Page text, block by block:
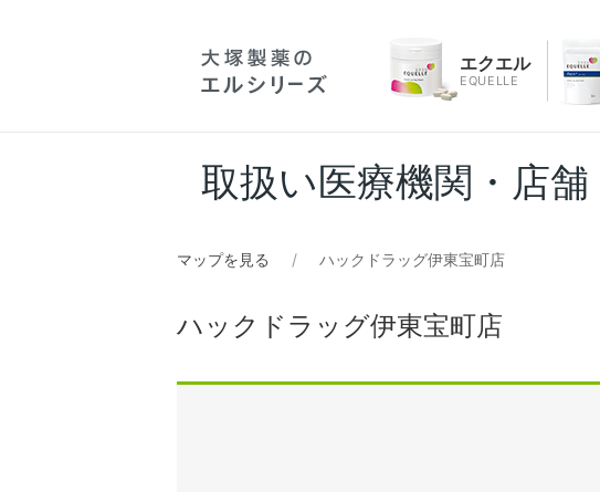
エクエル
EQUELLE
取扱い医療機関・店舗
マップを見る ハックドラッグ伊東宝町店
ハックドラッグ伊東宝町店